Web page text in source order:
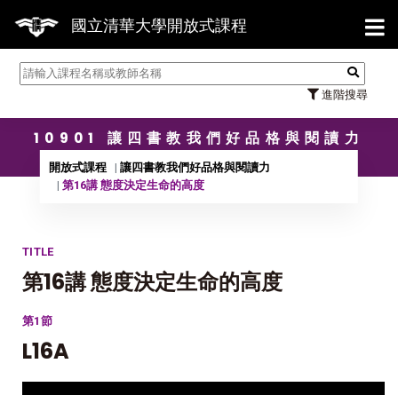
國立清華大學開放式課程
進階搜尋
【
10901 讓四書教我們好品格與閱讀力
開放式課程
讓四書教我們好品格與閱讀力
第16講 態度決定生命的高度
TITLE
第16講 態度決定生命的高度
第1節
L16A